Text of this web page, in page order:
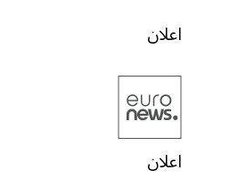
اعلان
اعلان